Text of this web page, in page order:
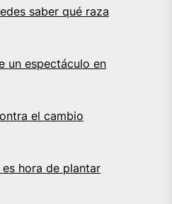
saber qué raza
un espectáculo en
el cambio
hora de plantar